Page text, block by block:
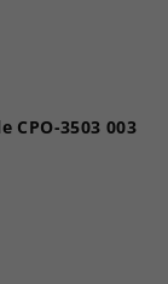
3503 003